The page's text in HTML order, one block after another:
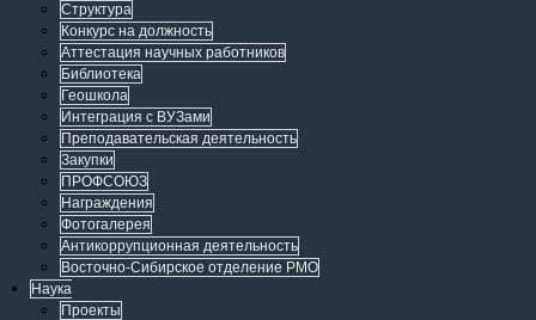
Структура
Конкурс на должность
Аттестация научных работников
Библиотека
Геошкола
Интеграция с ВУЗами
Преподавательская деятельность
Закупки
ПРОФСОЮЗ
Награждения
Фотогалерея
Антикоррупционная деятельность
Восточно-Сибирское отделение РМО
Наука
Проекты